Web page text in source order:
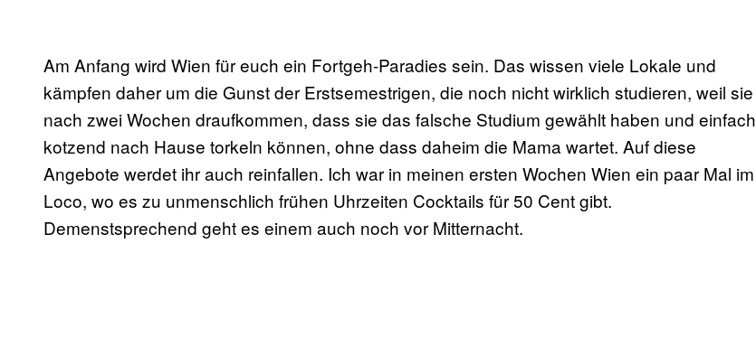
Am Anfang wird Wien für euch ein Fortgeh-Paradies sein. Das wissen viele Lokale und
kämpfen daher um die Gunst der Erstsemestrigen, die noch nicht wirklich studieren, weil sie
nach zwei Wochen draufkommen, dass sie das falsche Studium gewählt haben und einfach
kotzend nach Hause torkeln können, ohne dass daheim die Mama wartet. Auf diese
Angebote werdet ihr auch reinfallen. Ich war in meinen ersten Wochen Wien ein paar Mal im
Loco, wo es zu unmenschlich frühen Uhrzeiten Cocktails für 50 Cent gibt.
Demenstsprechend geht es einem auch noch vor Mitternacht.